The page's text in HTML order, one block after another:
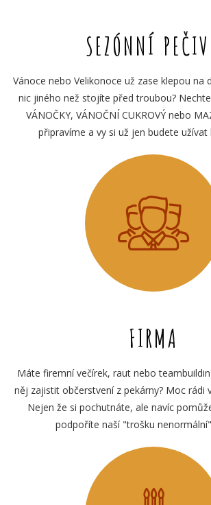
SEZÓNNÍ
Vánoce nebo Velikonoce už zase klepou na
nic jiného než stojíte před troubou?
VÁNOČKY, VÁNOČNÍ CUKROVÝ nebo
připravíme a vy si už jen budete užívat
FIRMA
Máte firemní večírek, raut nebo
něj zajistit občerstvení z pekárny? Moc rádi
Nejen že si pochutnáte, ale navíc
podpoříte naší "trošku